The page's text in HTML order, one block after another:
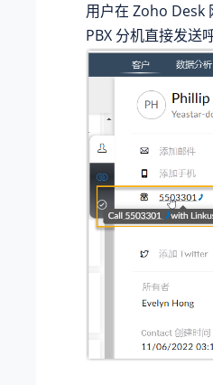
用户在 Zoho Desk
PBX 分机直接发送